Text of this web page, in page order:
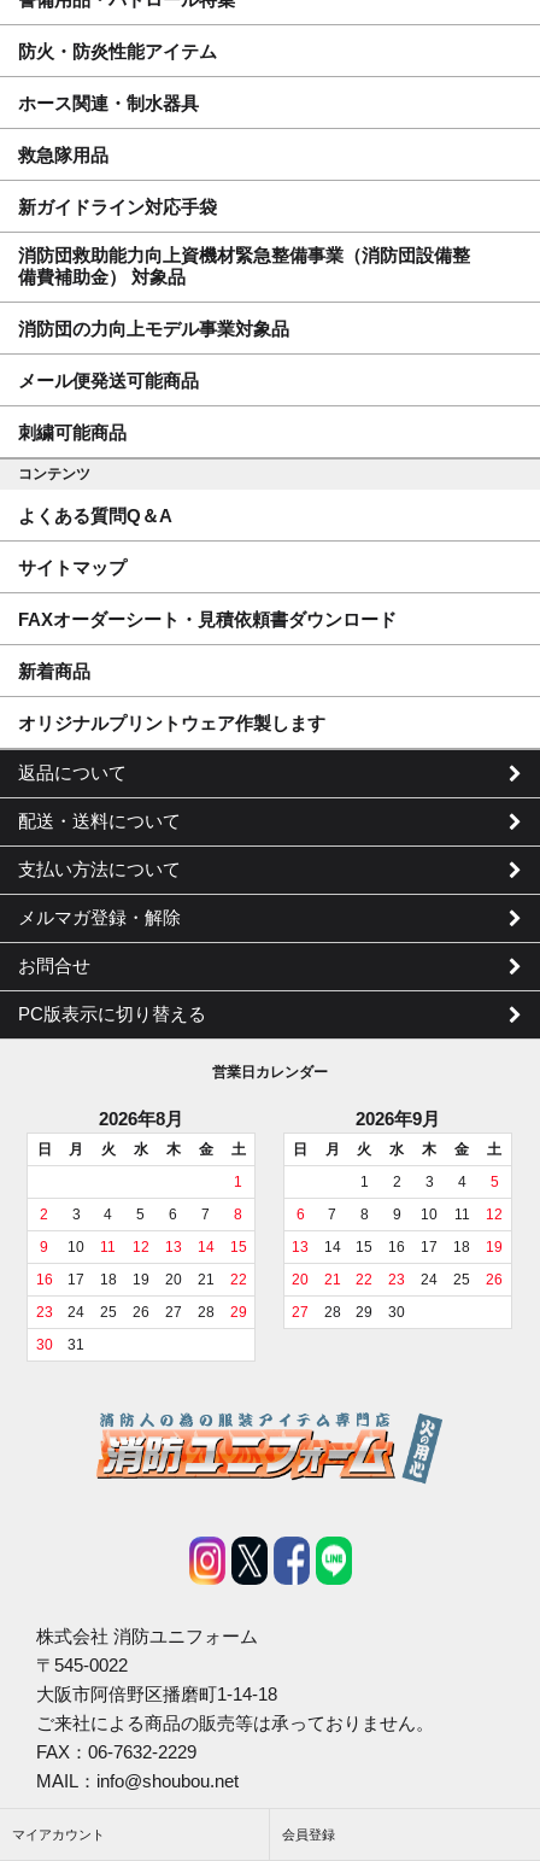
防火・防炎性能アイテム
ホース関連・制水器具
救急隊用品
新ガイドライン対応手袋
消防団救助能力向上資機材緊急整備事業（消防団設備整
備費補助金） 対象品
消防団の力向上モデル事業対象品
メール便発送可能商品
刺繍可能商品
コンテンツ
よくある質問Q＆A
サイトマップ
FAXオーダーシート・見積依頼書ダウンロード
新着商品
オリジナルプリントウェア作製します
返品について
配送・送料について
支払い方法について
メルマガ登録・解除
お問合せ
PC版表示に切り替える
営業日カレンダー
2026年8月
日 月 火 水 木 金
土
1
2
3 4 5 6 7
8
9
10 11 12 13 14
15
16
17 18 19 20 21
22
23
24 25 26 27 28
29
30
31
2026年9月
日 月 火 水 木 金
土
1
2 3 4
5
6
7 8 9 10 11
12
13
14 15 16 17 18
19
20
21 22 23 24 25
26
27
28 29 30
株式会社 消防ユニフォーム
〒545-0022
大阪市阿倍野区播磨町1-14-18
ご来社による商品の販売等は承っておりません。
FAX：06-7632-2229
MAIL：info@shoubou.net
マイアカウント 会員登録